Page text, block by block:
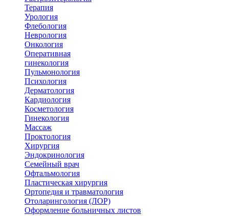
Терапия
Урология
Флебология
Неврология
Онкология
Оперативная
гинекология
Пульмонология
Психология
Дерматология
Кардиология
Косметология
Гинекология
Массаж
Проктология
Хирургия
Эндокринология
Семейный врач
Офтальмология
Пластическая хирургия
Ортопедия и травматология
Отоларингология (ЛОР)
Оформление больничных листов